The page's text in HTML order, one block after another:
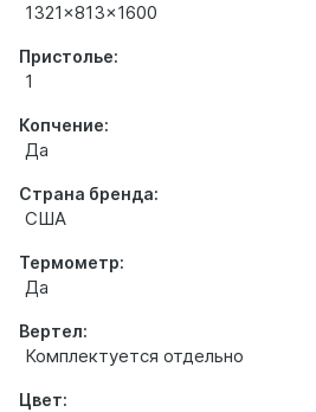
1321x813x1600
Пристолье:
1
Копчение:
Да
Страна бренда:
США
Термометр:
Да
Вертел:
Комплектуется отдельно
Цвет: